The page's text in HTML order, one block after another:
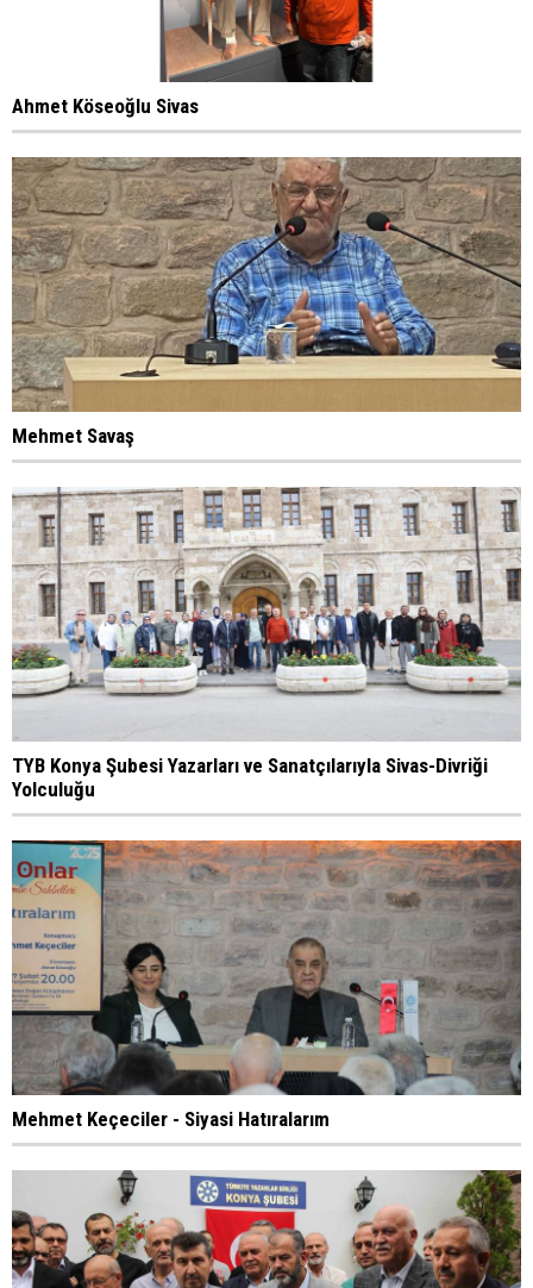
Ahmet Köseoğlu Sivas
Mehmet Savaş
TYB Konya Şubesi Yazarları ve Sanatçılarıyla Sivas-Divriği
Yolculuğu
Mehmet Keçeciler - Siyasi Hatıralarım